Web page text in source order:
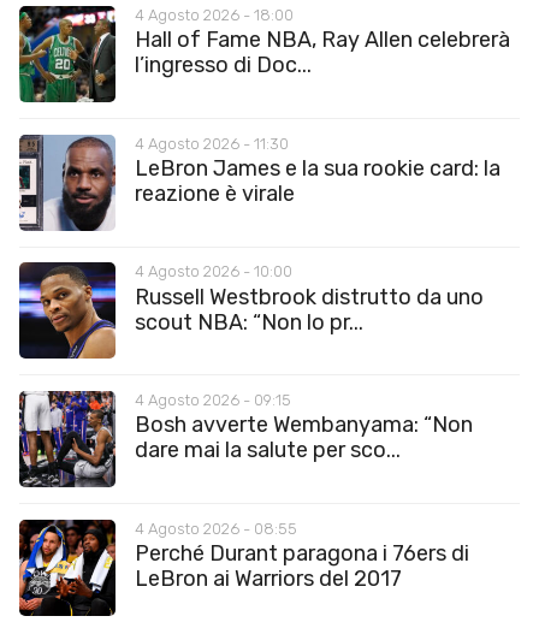
4 Agosto 2026 - 18:00
Hall of Fame NBA, Ray Allen celebrerà
l’ingresso di Doc...
4 Agosto 2026 - 11:30
LeBron James e la sua rookie card: la
reazione è virale
4 Agosto 2026 - 10:00
Russell Westbrook distrutto da uno
scout NBA: “Non lo pr...
4 Agosto 2026 - 09:15
Bosh avverte Wembanyama: “Non
dare mai la salute per sco...
4 Agosto 2026 - 08:55
Perché Durant paragona i 76ers di
LeBron ai Warriors del 2017